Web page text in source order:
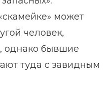
может
человек,
однако бывшие
туда с завидным